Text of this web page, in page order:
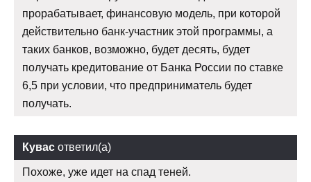
прорабатывает, финансовую модель, при которой
действительно банк-участник этой программы, а
таких банков, возможно, будет десять, будет
получать кредитование от Банка России по ставке
6,5 при условии, что предприниматель будет
получать.
Кувас ответил(а)
Похоже, уже идет на спад теней.